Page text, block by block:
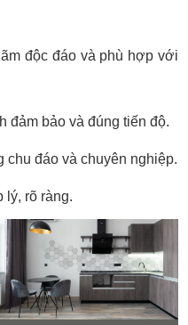
độc đáo và phù hợp với
đảm bảo và đúng tiến độ.
chu đáo và chuyên nghiệp.
lý, rõ ràng.